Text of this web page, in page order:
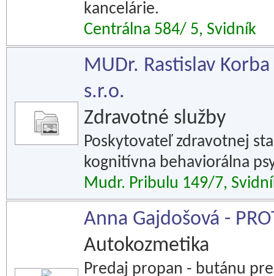
kancelárie.
Centrálna 584/ 5, Svidník
MUDr. Rastislav Korba
s.r.o.
Zdravotné služby
Poskytovateľ zdravotnej
kognitívna behaviorálna
Mudr. Pribulu 149/7,
Anna Gajdošová -
Autokozmetika
Predaj propan - butánu